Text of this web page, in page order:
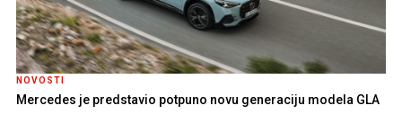
NOVOSTI
Mercedes je predstavio potpuno novu generaciju modela GLA